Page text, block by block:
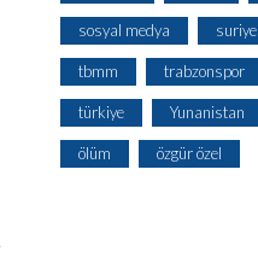
sosyal medya suriye
tbmm trabzonspor
türkiye Yunanistan
ölüm özgür özel